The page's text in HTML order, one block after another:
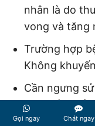
nhân là do
vong và tăng
Trường hợp
Không
Cần ngưng
loạn thần kể
hiệu của hội
Gọi ngay Chát ngay